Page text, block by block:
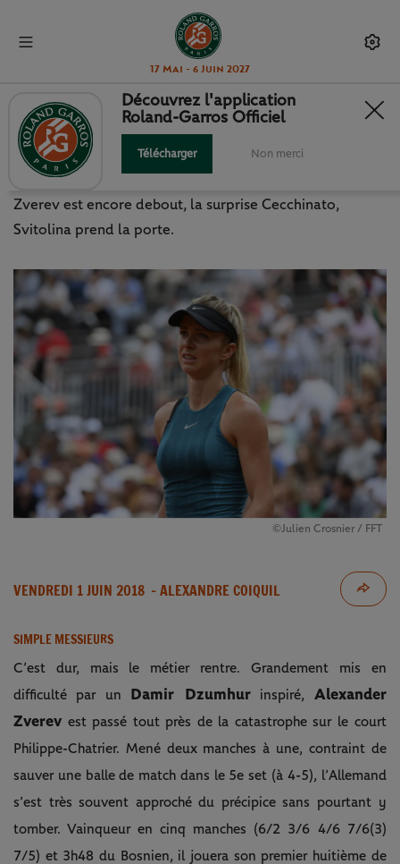
17 Mai - 6 Juin 2027
RG EN DIRECT : LE POINT
RÉSULTATS
Zverev est encore debout, la surprise Cecchinato,
Svitolina prend la porte.
©Julien Crosnier / FFT
VENDREDI 1 JUIN 2018 - ALEXANDRE COIQUIL
SIMPLE MESSIEURS
C’est dur, mais le métier rentre. Grandement mis en
difficulté par un
Damir Dzumhurinspiré, Alexander
Zverev est passé tout près de la catastrophe sur le court
Philippe-Chatrier. Mené deux manches à une, contraint de
sauver une balle de match dans le 5e set (à 4-5), l’Allemand
s’est très souvent approché du précipice sans pourtant y
tomber. Vainqueur en cinq manches (6/2 3/6 4/6 7/6(3)
7/5) et 3h48 du Bosnien, il jouera son premier huitième de
Découvrez l'application
Roland-Garros Officiel
Télécharger Non merci